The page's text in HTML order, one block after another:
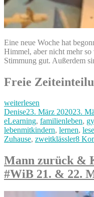
Eine neue Woche hat
Himmel, aber nicht mehr
Stimmung gut. Außerdem
Freie
„Digitale
Schule
mit
eLearning
in
2.
Woche
–
(Coronatagebuch)“
weiterlesen
Autor
DeniseVeröffentlicht
am
23. März 202023.
eLearning, familienleben,
lebenmitkindern, lernen,
Zuhause, zweitklässler8
Mann zurück &
#WiB 21. & 22.